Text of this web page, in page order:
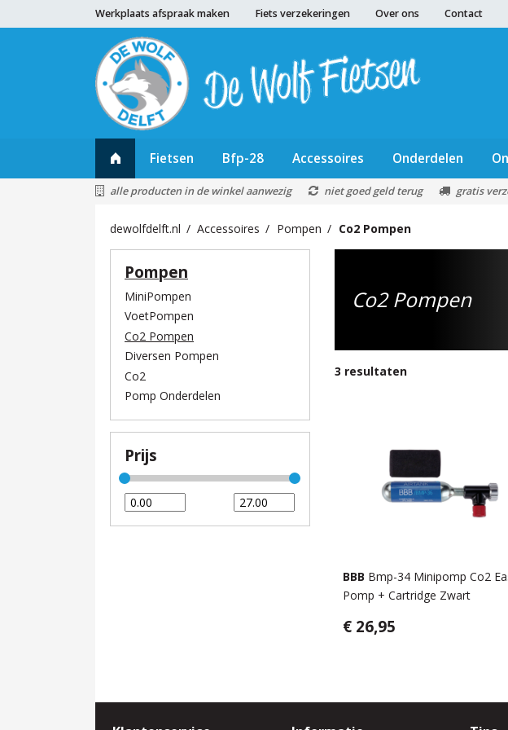
Werkplaats afspraak maken Fiets verzekeringen Over ons Contact
Fietsen Bfp-28 Accessoires Onderdelen
alle producten in de winkel aanwezig niet goed geld terug gratis
dewolfdelft.nl Accessoires Pompen Co2 Pompen
Pompen
MiniPompen
VoetPompen
Co2 Pompen
Diversen Pompen
Co2
Pomp Onderdelen
Prijs
Co2 Pompen
3 resultaten
BBB Bmp-34 Minipomp Co2
Pomp + Cartridge Zwart
€ 26,95